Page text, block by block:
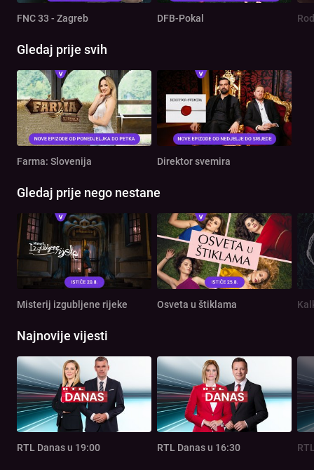
FNC 33 - Zagreb DFB-Pokal
Gledaj prije svih
Farma: Slovenija Direktor svemira
Gledaj prije nego nestane
Misterij izgubljene rijeke Osveta u štiklama
Najnovije vijesti
RTL Danas u 19:00 RTL Danas u 16:30